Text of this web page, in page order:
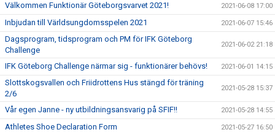
Välkommen Funktionär Göteborgsvarvet 2021! 2021-06-08 17:00
Inbjudan till Världsungdomsspelen 2021 2021-06-07 15:46
Dagsprogram, tidsprogram och PM för IFK Göteborg
Challenge
2021-06-02 21:18
IFK Göteborg Challenge närmar sig - funktionärer behövs! 2021-06-01 14:15
Slottskogsvallen och Friidrottens Hus stängd för träning
2/6
2021-05-28 15:37
Vår egen Janne - ny utbildningsansvarig på SFIF!! 2021-05-28 14:55
Athletes Shoe Declaration Form 2021-05-27 16:50